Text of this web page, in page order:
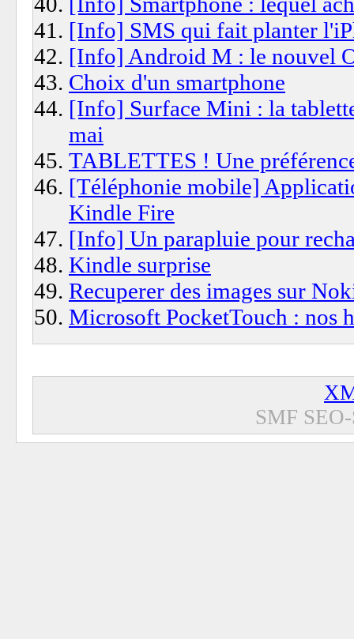
[Info] SMS qui fait planter
[Info] Android M : le nouvel
Choix d'un smartphone
[Info] Surface Mini : la
mai
TABLETTES ! Une
[Téléphonie mobile]
Kindle Fire
[Info] Un parapluie pour
Kindle surprise
Recuperer des images sur
Microsoft PocketTouch : nos
SMF